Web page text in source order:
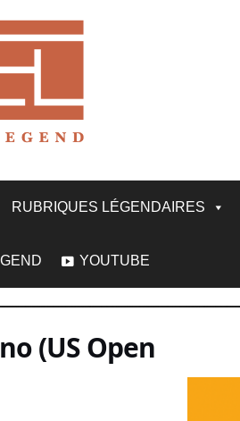
RUBRIQUES LÉGENDAIRES
YOUTUBE
(US Open